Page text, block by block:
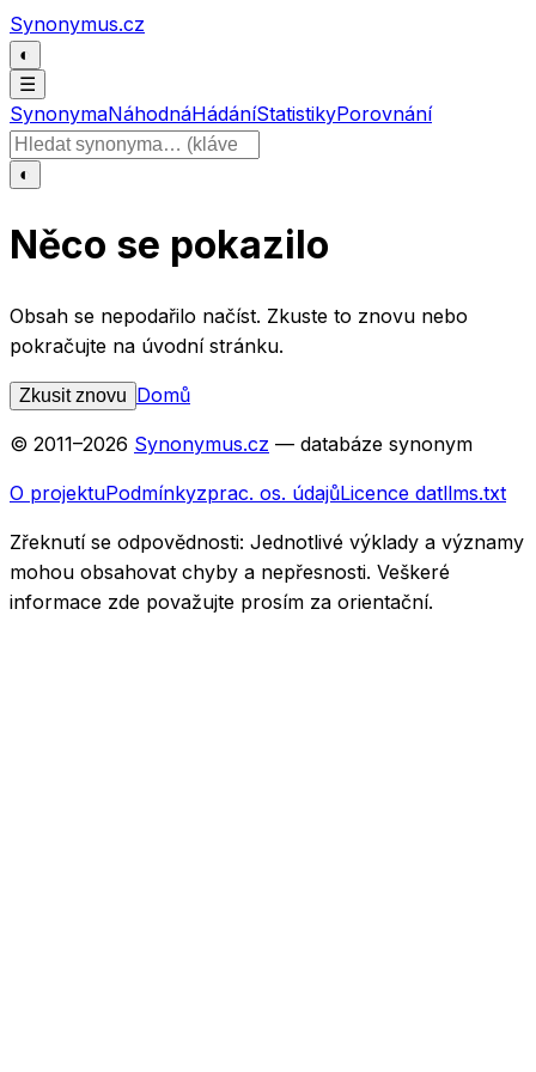
Přeskočit na obsah
Synonymus.cz
◐
☰
SynonymaNáhodnáHádáníStatistikyPorovnání
Hledat slovo
◐
Něco se pokazilo
Obsah se nepodařilo načíst. Zkuste to znovu nebo
pokračujte na úvodní stránku.
Zkusit znovu Domů
© 2011–2026 Synonymus.cz — databáze synonym
O projektuPodmínkyzprac. os. údajůLicence datllms.txt
Zřeknutí se odpovědnosti: Jednotlivé výklady a významy
mohou obsahovat chyby a nepřesnosti. Veškeré
informace zde považujte prosím za orientační.